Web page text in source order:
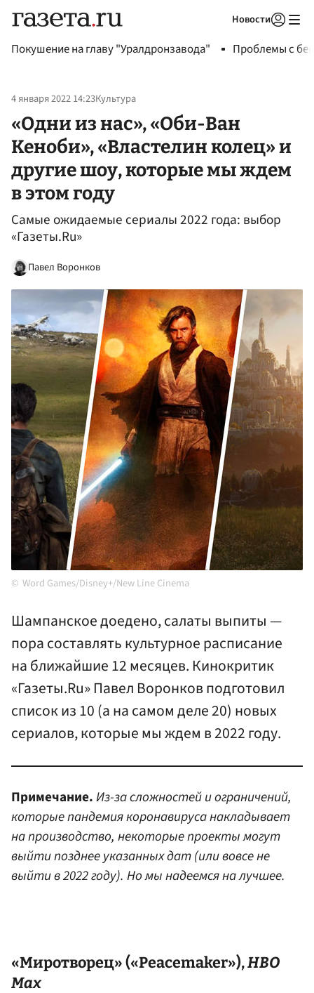
Новости
Покушение на главу "Уралдронзавода" Проблемы с
4 января 2022 14:23Культура
«Одни из нас», «Оби-Ван
Кеноби», «Властелин колец» и
другие шоу, которые мы ждем
в этом году
Самые ожидаемые сериалы 2022 года: выбор
«Газеты.Ru»
Павел Воронков
Word Games/Disney+/New Line Cinema
Шампанское доедено, салаты выпиты —
пора составлять культурное расписание
на ближайшие 12 месяцев. Кинокритик
«Газеты.Ru» Павел Воронков подготовил
список из 10 (а на самом деле 20) новых
сериалов, которые мы ждем в 2022 году.
Примечание.Из-за сложностей и ограничений,
которые пандемия коронавируса накладывает
на производство, некоторые проекты могут
выйти позднее указанных дат (или вовсе не
выйти в 2022 году). Но мы надеемся на лучшее.
«Миротворец» («Peacemaker»),HBO
Max